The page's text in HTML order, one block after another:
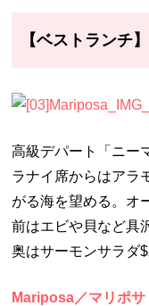
【ベストランチ
高級デパート「ニー
ラナイ席からはアラ
がる海を望める。オ
前はエビや貝など具
奥はサーモンサラダ
Mariposa／マリポサ